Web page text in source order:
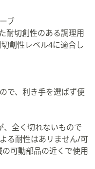
ブ
耐切創性のある調理用
創性レベル4に適合し
で、利き手を選ばず便
全く切れないもので
る耐性はあリません/可
可動部品の近くで使用